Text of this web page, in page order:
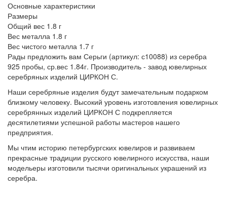
Основные характеристики
Размеры
Общий вес 1.8 г
Вес металла 1.8 г
Вес чистого металла 1.7 г
Рады предложить вам Серьги (артикул: с10088) из серебра
925 пробы, ср.вес 1.84г. Производитель - завод ювелирных
серебряных изделий ЦИРКОН С.
Наши серебряные изделия будут замечательным подарком
близкому человеку. Высокий уровень изготовления ювелирных
серебрянных изделий ЦИРКОН С подкрепляется
десятилетиями успешной работы мастеров нашего
предприятия.
Мы чтим историю петербургских ювелиров и развиваем
прекрасные традиции русского ювелирного искусства, наши
модельеры изготовили тысячи оригинальных украшений из
серебра.